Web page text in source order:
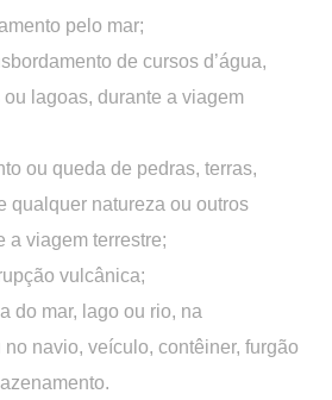
pelo mar;
de cursos d’água,
lagoas, durante a viagem
ou queda de pedras, terras,
qualquer natureza ou outros
a viagem terrestre;
vulcânica;
do mar, lago ou rio, na
navio, veículo, contêiner, furgão